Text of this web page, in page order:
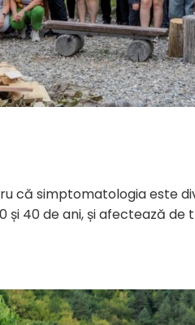
că simptomatologia este
40 de ani, și afectează de